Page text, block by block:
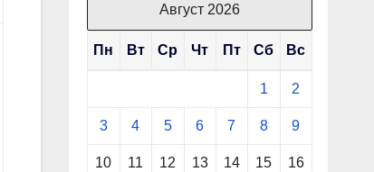
Август 2026
Пн Вт Ср Чт Пт Сб Вс
1 2
3 4 5 6 7 8 9
10 11 12 13 14 15 16